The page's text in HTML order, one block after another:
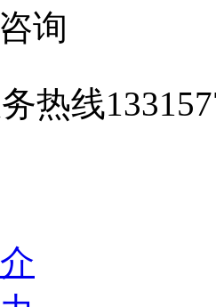
询
热线